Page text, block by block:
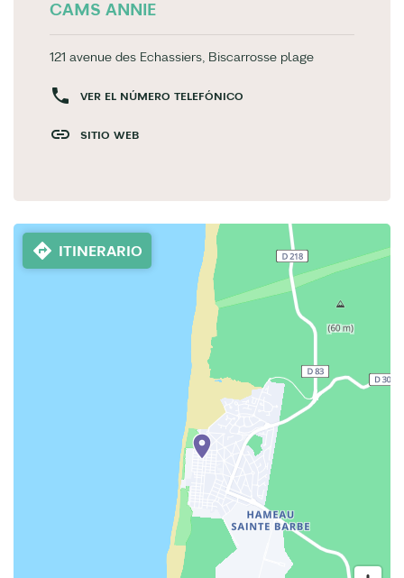
CAMS ANNIE
121 avenue des Echassiers, Biscarrosse plage
VER EL NÚMERO TELEFÓNICO
SITIO WEB
ITINERARIO